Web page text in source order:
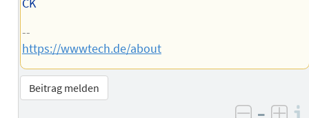
CK
--
https://wwwtech.de/about
Beitrag melden
–